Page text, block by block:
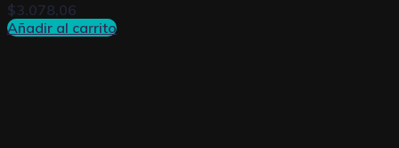
$3.078,06
Añadir al carrito